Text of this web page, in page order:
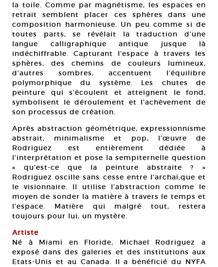
la toile. Comme par magnétisme, les espaces en
retrait semblent placer ces sphères dans une
composition harmonieuse. Un peu comme si de
toutes parts, se révélait la traduction d’une
langue calligraphique antique jusque là
indéchiffrable. Capturant l’espace à travers les
sphères, des chemins de couleurs lumineux,
d’autres sombres, accentuent l’équilibre
polymorphique du système. Les chutes de
peinture qui s’écoulent et atteignent le fond,
symbolisent le déroulement et l’achèvement de
son processus de création.
Après abstraction géométrique, expressionnisme
abstrait, minimalisme et pop, l’œuvre de
Rodriguez est entièrement dédiée à
l’interprétation et pose la sempiternelle question
« qu’est-ce que la peinture abstraite ? »
Rodriguez oscille sans cesse entre l’archaï;que et
le visionnaire. Il utilise l’abstraction comme le
moyen de sonder la matière à travers le temps et
l’espace. Matière qui malgré tout, restera
toujours pour lui, un mystère.
Artiste
Né à Miami en Floride, Michael Rodriguez a
exposé dans des galeries et des institutions aux
Etats-Unis et au Canada. Il a bénéficié du NYFA